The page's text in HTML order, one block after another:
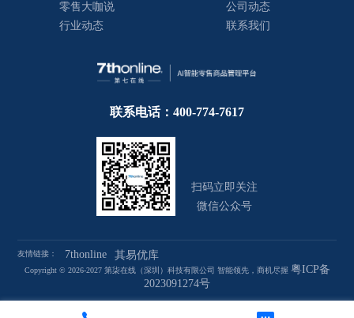
零售大咖说
行业动态
公司动态
联系我们
联系电话：400-774-7617
扫码立即关注
微信公众号
友情链接： 7thonline 其易优库
Copyright © 2026-2027 第柒在线（深圳）科技有限公司 智能领先，商机尽握 粤ICP备
2023091274号